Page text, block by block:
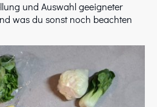
und Auswahl geeigneter
was du sonst noch beachten